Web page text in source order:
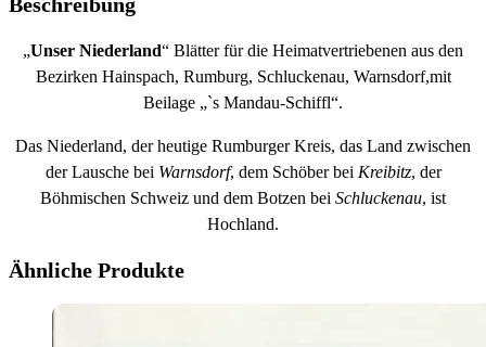
„Unser Niederland“ Blätter für die Heimatvertriebenen aus den
Bezirken Hainspach, Rumburg, Schluckenau, Warnsdorf,mit
Beilage „`s Mandau-Schiffl“.
Das Niederland, der heutige Rumburger Kreis, das Land zwischen
der Lausche bei Warnsdorf, dem Schöber bei Kreibitz, der
Böhmischen Schweiz und dem Botzen bei Schluckenau, ist
Hochland.
Ähnliche Produkte